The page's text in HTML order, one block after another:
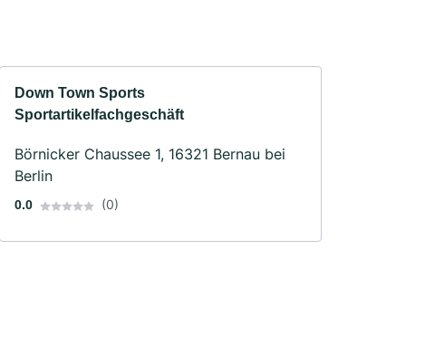
Down Town Sports
Sportartikelfachgeschäft
Börnicker Chaussee 1, 16321 Bernau bei
Berlin
0.0 (0)